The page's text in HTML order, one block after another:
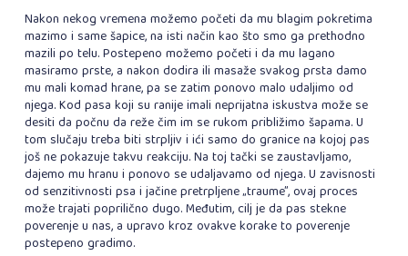
Nakon nekog vremena možemo početi da mu blagim pokretima
mazimo i same šapice, na isti način kao što smo ga prethodno
mazili po telu. Postepeno možemo početi i da mu lagano
masiramo prste, a nakon dodira ili masaže svakog prsta damo
mu mali komad hrane, pa se zatim ponovo malo udaljimo od
njega. Kod pasa koji su ranije imali neprijatna iskustva može se
desiti da počnu da reže čim im se rukom približimo šapama. U
tom slučaju treba biti strpljiv i ići samo do granice na kojoj pas
još ne pokazuje takvu reakciju. Na toj tački se zaustavljamo,
dajemo mu hranu i ponovo se udaljavamo od njega. U zavisnosti
od senzitivnosti psa i jačine pretrpljene „traume”, ovaj proces
može trajati poprilično dugo. Međutim, cilj je da pas stekne
poverenje u nas, a upravo kroz ovakve korake to poverenje
postepeno gradimo.